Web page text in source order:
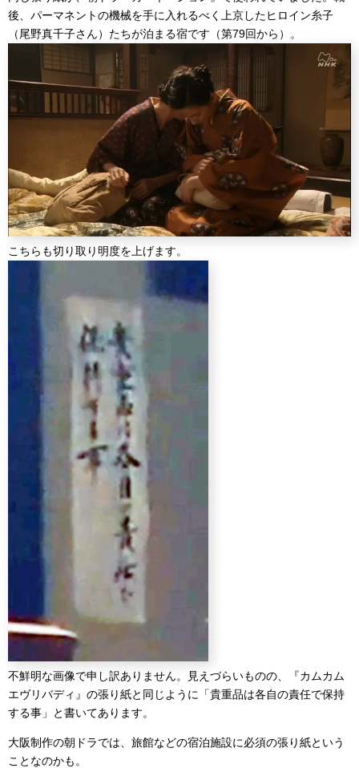
後、パーマネントの機械を手に入れるべく上京したヒロイン糸子
（尾野真千子さん）たちが泊まる宿です（第79回から）。
こちらも切り取り明度を上げます。
不鮮明な画像で申し訳ありません。見えづらいものの、『カムカム
エヴリバディ』の張り紙と同じように「貴重品は各自の責任で保持
する事」と書いてあります。
大阪制作の朝ドラでは、旅館などの宿泊施設に必須の張り紙という
ことなのかも。